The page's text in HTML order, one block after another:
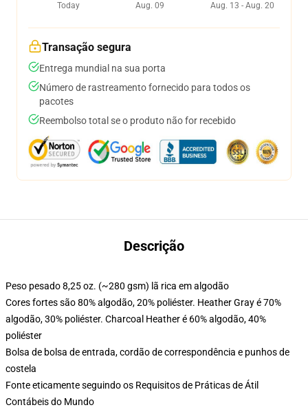
Today
Aug. 09
Aug. 13 - Aug. 20
Transação segura
Entrega mundial na sua porta
Número de rastreamento fornecido para todos os
pacotes
Reembolso total se o produto não for recebido
Descrição
Peso pesado 8,25 oz. (~280 gsm) lã rica em algodão
Cores fortes são 80% algodão, 20% poliéster. Heather Gray é 70%
algodão, 30% poliéster. Charcoal Heather é 60% algodão, 40%
poliéster
Bolsa de bolsa de entrada, cordão de correspondência e punhos de
costela
Fonte eticamente seguindo os Requisitos de Práticas de Átil
Contábeis do Mundo